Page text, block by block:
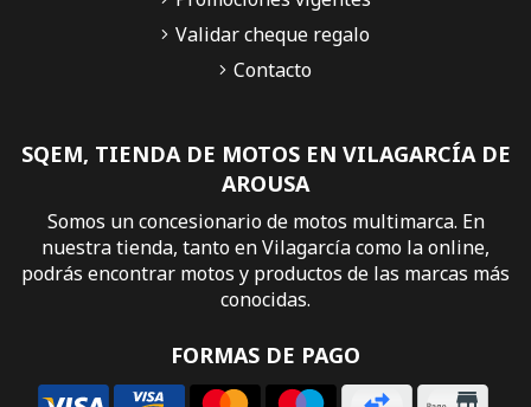
SQEM, TIENDA DE MOTOS EN VILAGARCÍA DE
AROUSA
Somos un concesionario de motos multimarca. En
nuestra tienda, tanto en Vilagarcía como la online,
podrás encontrar motos y productos de las marcas más
conocidas.
FORMAS DE PAGO
Validar cheque regalo
Contacto